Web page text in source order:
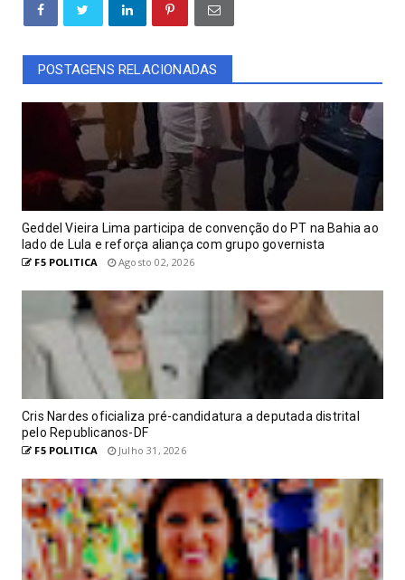
POSTAGENS RELACIONADAS
Geddel Vieira Lima participa de convenção do PT na Bahia ao
lado de Lula e reforça aliança com grupo governista
F5 POLITICA Agosto 02, 2026
Cris Nardes oficializa pré-candidatura a deputada distrital
pelo Republicanos-DF
F5 POLITICA Julho 31, 2026